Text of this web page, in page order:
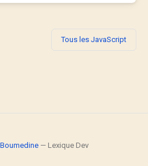
Tous les JavaScript
— Lexique Dev